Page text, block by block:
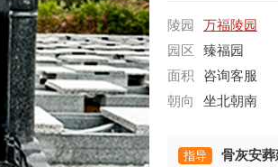
陵园 万福陵园
园区 臻福园
面积
咨询客服
朝向
坐北朝南
指导 骨灰安葬